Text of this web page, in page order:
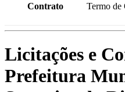
Contrato
Termo de
Licitações e
Prefeitura